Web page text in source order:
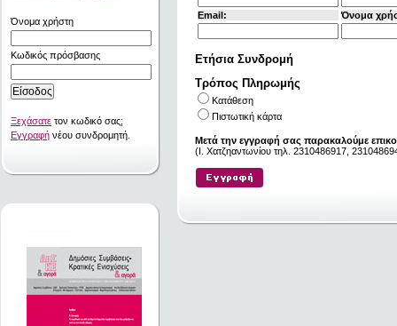
Όνομα χρήστη
Κωδικός πρόσβασης
Ξεχάσατε τον κωδικό σας;
Εγγραφή νέου συνδρομητή.
Email: Όνομα
Ετήσια Συνδρομή
Τρόπος Πληρωμής
Κατάθεση
Πιστωτική κάρτα
Μετά την εγγραφή σας παρακαλούμε
(I. Χατζηαντωνίου τηλ. 2310486917,